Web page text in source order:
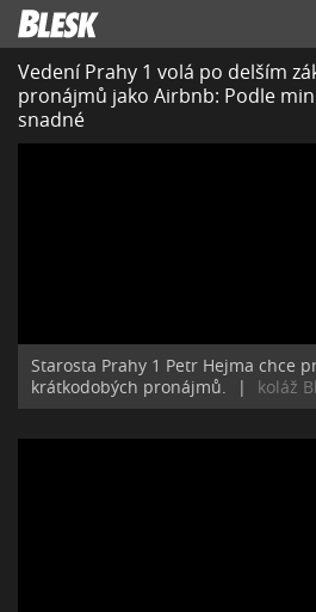
Vedení Prahy 1 volá po delším
pronájmů jako Airbnb: Podle
snadné
Starosta Prahy 1 Petr Hejma chce
krátkodobých pronájmů.
| koláž